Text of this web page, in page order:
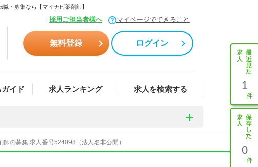
・募集なら【マイナビ薬剤師】
採用ご担当者様へ マイページでできること
無料登録 ログイン
イド 求人ランキング 求人を検索する 1
0
の募集 求人番号524098（法人名非公開）